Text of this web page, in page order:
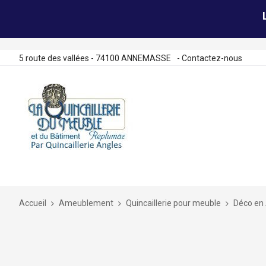
5 route des vallées - 74100 ANNEMASSE - Contactez-nous
Accueil Ameublement Quincaillerie pour meuble Déco